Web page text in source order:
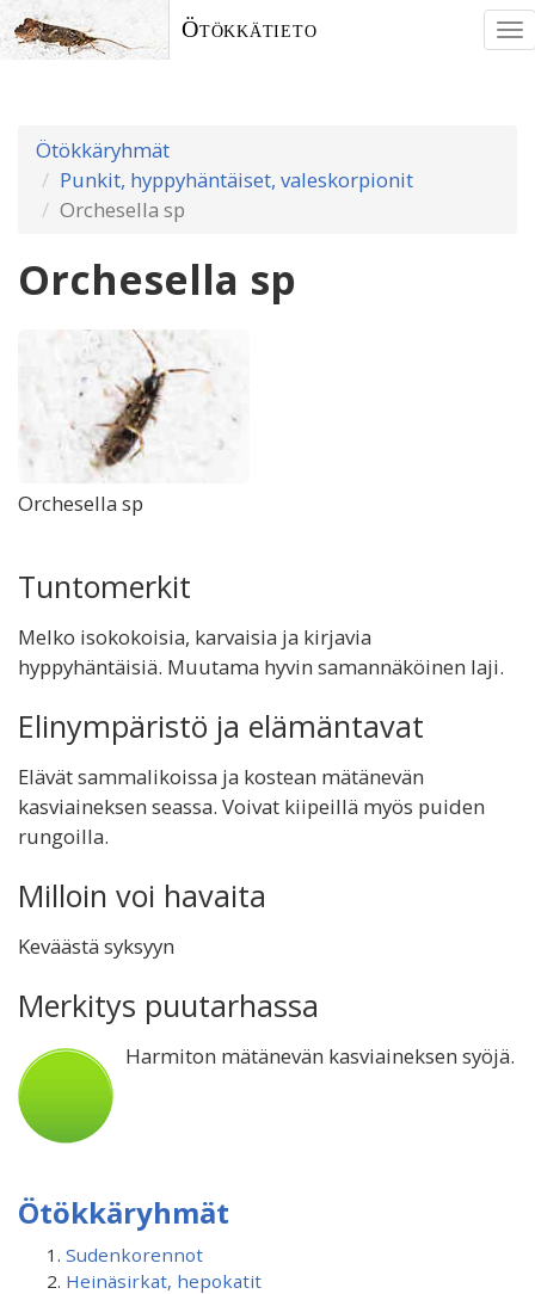
Ötökkätieto
Ötökkäryhmät
Punkit, hyppyhäntäiset, valeskorpionit
Orchesella sp
Orchesella sp
Orchesella sp
Tuntomerkit
Melko isokokoisia, karvaisia ja kirjavia
hyppyhäntäisiä. Muutama hyvin samannäköinen laji.
Elinympäristö ja elämäntavat
Elävät sammalikoissa ja kostean mätänevän
kasviaineksen seassa. Voivat kiipeillä myös puiden
rungoilla.
Milloin voi havaita
Keväästä syksyyn
Merkitys puutarhassa
Harmiton mätänevän kasviaineksen syöjä.
Ötökkäryhmät
Sudenkorennot
Heinäsirkat, hepokatit